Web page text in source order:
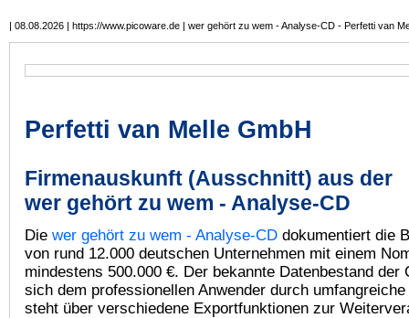
| 08.08.2026 | https://www.picoware.de | wer gehört zu wem - Analyse-CD - Perfetti van
Perfetti van Melle GmbH
Firmenauskunft (Ausschnitt) aus der
wer gehört zu wem - Analyse-CD
Die wer gehört zu wem - Analyse-CD dokumentiert die
von rund 12.000 deutschen Unternehmen mit einem
mindestens 500.000 €. Der bekannte Datenbestand
sich dem professionellen Anwender durch
steht über verschiedene Exportfunktionen zur